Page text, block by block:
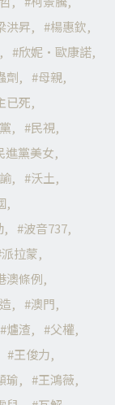
洪昇
楊惠欽
欣妮·歐康諾
劑
母親
已死
民視
進黨美女
沃土
波音737
派拉蒙
澳條例
澳門
爐渣
父權
王俊力
瑜
王鴻薇